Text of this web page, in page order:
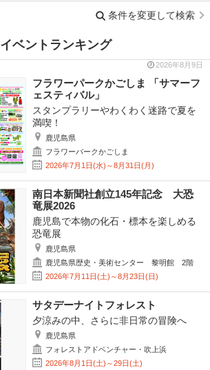
条件を変更して検索
イベントランキング
2026年8月9日
フラワーパークかごしま 「サマーフ
ェスティバル」
スタンプラリーやわくわく迷路で夏を
満喫！
鹿児島県
フラワーパークかごしま
2026年7月1日(水)～8月31日(月)
南日本新聞社創立145年記念 大恐
竜展2026
鹿児島で本物の化石・標本を楽しめる
恐竜展
鹿児島県
鹿児島県歴史・美術センター 黎明館 2階
2026年7月11日(土)～8月23日(日)
サタデーナイトフォレスト
夕涼みの中、さらに非日常の冒険へ
鹿児島県
フォレストアドベンチャー・吹上浜
2026年8月1日(土)～29日(土)